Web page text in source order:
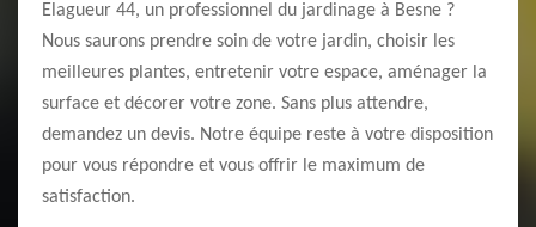
Elagueur 44, un professionnel du jardinage à Besne ?
Nous saurons prendre soin de votre jardin, choisir les
meilleures plantes, entretenir votre espace, aménager la
surface et décorer votre zone. Sans plus attendre,
demandez un devis. Notre équipe reste à votre disposition
pour vous répondre et vous offrir le maximum de
satisfaction.